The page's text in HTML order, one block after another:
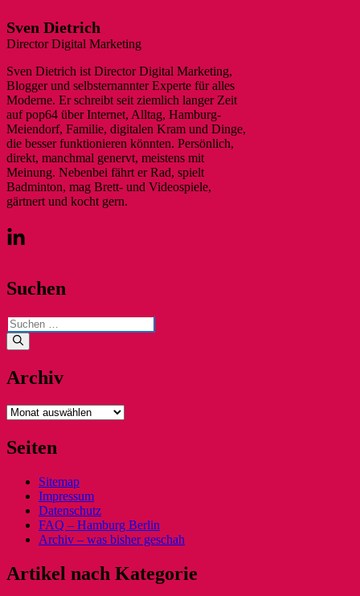
Sven Dietrich
Director Digital Marketing
Sven Dietrich ist Director Digital Marketing,
Blogger und selbsternannter Experte für alles
Moderne. Er schreibt seit ziemlich langer Zeit
auf pop64 über Internet, Alltag, Hamburg-
Meiendorf, Familie, digitalen Kram und Dinge,
die besser funktionieren könnten. Persönlich,
direkt, manchmal genervt, meistens mit
Meinung. Nebenbei fährt er Rad, spielt
Badminton, mag Brett- und Videospiele,
gärtnert und kocht gern.
Suchen
Suchen
nach:
Archiv
Archiv
Seiten
Sitemap
Impressum
Datenschutz
FAQ – Hamburg Berlin
Archiv – was bisher geschah
Artikel nach Kategorie